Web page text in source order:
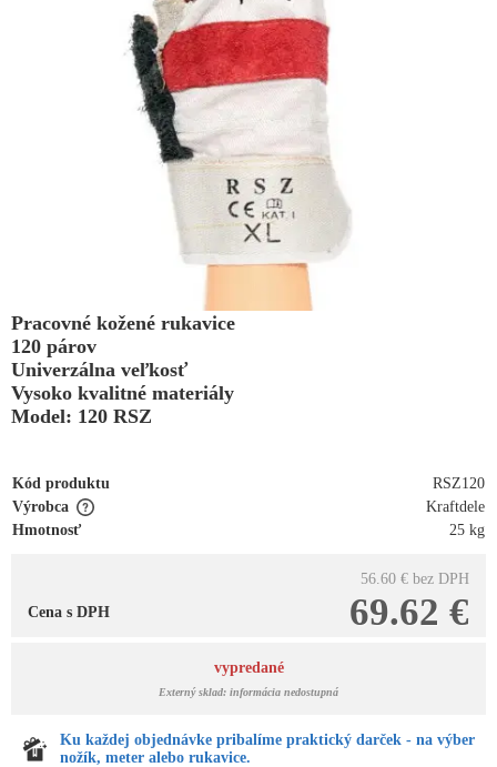
Pracovné kožené rukavice
120 párov
Univerzálna veľkosť
Vysoko kvalitné materiály
Model: 120 RSZ
Kód produktu
RSZ120
Výrobca
Kraftdele
Hmotnosť
25 kg
56.60 € bez DPH
69.62 €
Cena s DPH
vypredané
Externý sklad: informácia nedostupná
Ku každej objednávke pribalíme praktický darček - na výber
nožík, meter alebo rukavice.